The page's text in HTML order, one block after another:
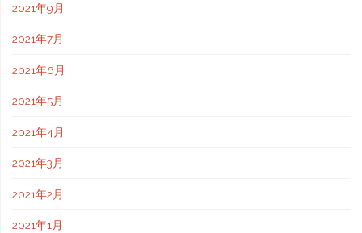
2021年9月
2021年7月
2021年6月
2021年5月
2021年4月
2021年3月
2021年2月
2021年1月